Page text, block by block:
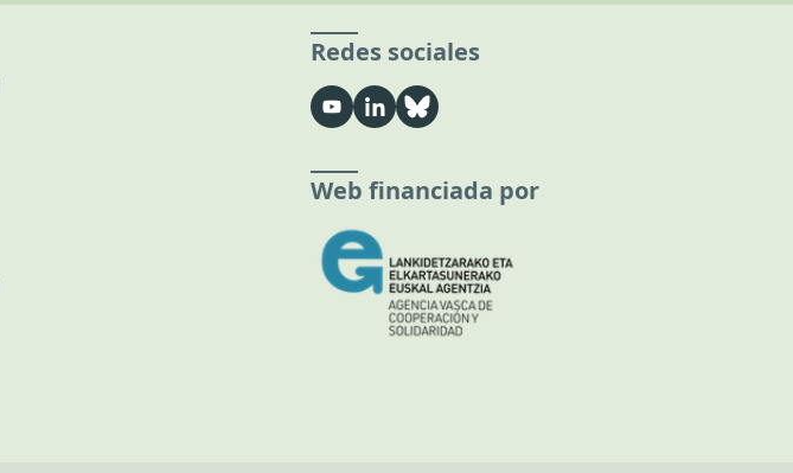
Redes sociales
Web financiada por